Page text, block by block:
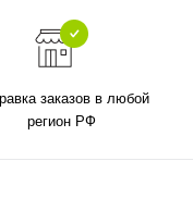
заказов в любой
регион РФ